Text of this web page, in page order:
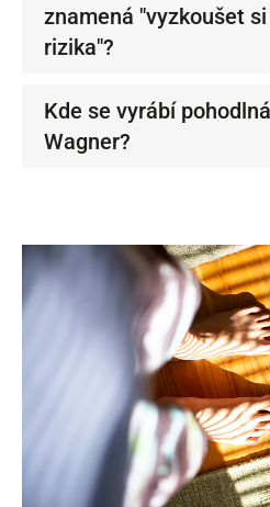
znamená "vyzkoušet
rizika"?
Kde se vyrábí
Wagner?